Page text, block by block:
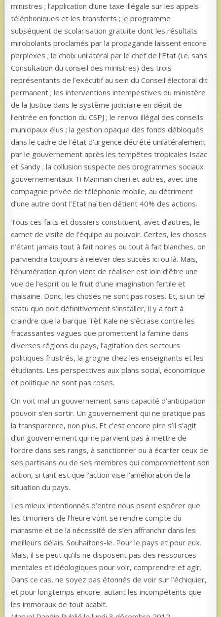
ministres ; l’application d’une taxe illégale sur les appels
téléphoniques et les transferts ; le programme
subséquent de scolarisation gratuite dont les résultats
mirobolants proclamés par la propagande laissent encore
perplexes ; le choix unilatéral par le chef de l’Etat (i.e. sans
Consultation du conseil des ministres) des trois
représentants de l’exécutif au sein du Conseil électoral dit
permanent ; les interventions intempestives du ministère
de la Justice dans le système judiciaire en dépit de
l’entrée en fonction du CSPJ ; le renvoi illégal des conseils
municipaux élus ; la gestion opaque des fonds débloqués
dans le cadre de l’état d’urgence décrété unilatéralement
par le gouvernement après les tempêtes tropicales Isaac
et Sandy ; la collusion suspecte des programmes sociaux
gouvernementaux Ti Manman cheri et autres, avec une
compagnie privée de téléphonie mobile, au détriment
d’une autre dont l’Etat haïtien détient 40% des actions.
Tous ces faits et dossiers constituent, avec d’autres, le
carnet de visite de l’équipe au pouvoir. Certes, les choses
n’étant jamais tout à fait noires ou tout à fait blanches, on
parviendra toujours à relever des succès ici ou là. Mais,
l’énumération qu’on vient de réaliser est loin d’être une
vue de l’esprit ou le fruit d’une imagination fertile et
malsaine. Donc, les choses ne sont pas roses. Et, si un tel
statu quo doit définitivement s’installer, il y a fort à
craindre que la barque Tèt Kale ne s’écrase contre les
fracassantes vagues que promettent la famine dans
diverses régions du pays, l’agitation des secteurs
politiques frustrés, la grogne chez les enseignants et les
étudiants. Les perspectives aux plans social, économique
et politique ne sont pas roses.
On voit mal un gouvernement sans capacité d’anticipation
pouvoir s’en sortir. Un gouvernement qui ne pratique pas
la transparence, non plus. Et c’est encore pire s’il s’agit
d’un gouvernement qui ne parvient pas à mettre de
l’ordre dans ses rangs, à sanctionner ou à écarter ceux de
ses partisans ou de ses membres qui compromettent son
action, si tant est que l’action vise l’amélioration de la
situation du pays.
Les mieux intentionnés d’entre nous osent espérer que
les timoniers de l’heure vont se rendre compte du
marasme et de la nécessité de s’en affranchir dans les
meilleurs délais. Souhaitons-le. Pour le pays et pour eux.
Mais, il se peut qu’ils ne disposent pas des ressources
mentales et idéologiques pour voir, comprendre et agir.
Dans ce cas, ne soyez pas étonnés de voir sur l’échiquier,
et pour longtemps encore, autant les incompétents que
les immoraux de tout acabit.